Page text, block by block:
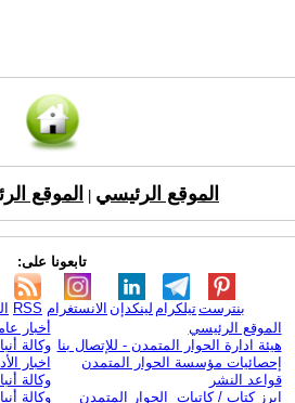
الموقع الرئيسي الموقع
تابعونا على:
RSS الانستغرام لينكدإن تيلكرامبنترست
الموقع الرئيسي
هيئة ادارة الحوار المتمدن - للإتصال بنا
إحصائيات مؤسسة الحوار المتمدن
قواعد النشر
ابرز كتاب / كاتبات الحوار المتمدن
أخبار
وكالة
اخبار
وكالة
وكالة